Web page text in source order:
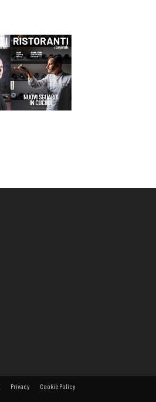
Privacy Cookie Policy